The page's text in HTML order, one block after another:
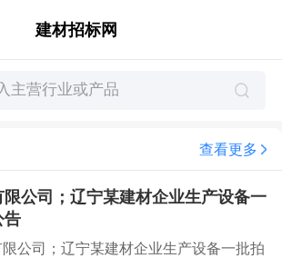
建材招标网
查看更多
公司；辽宁某建材企业生产设备一
告
公司；辽宁某建材企业生产设备一批拍